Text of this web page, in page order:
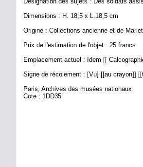
Dimensions : H. 18,5 x L.18,5 cm
Origine : Collections ancienne et de
Prix de l'estimation de l'objet : 25 francs
Emplacement actuel : Idem [[
Signe de récolement : [Vu] [[au crayon]]
Paris, Archives des musées nationaux
Cote : 1DD35